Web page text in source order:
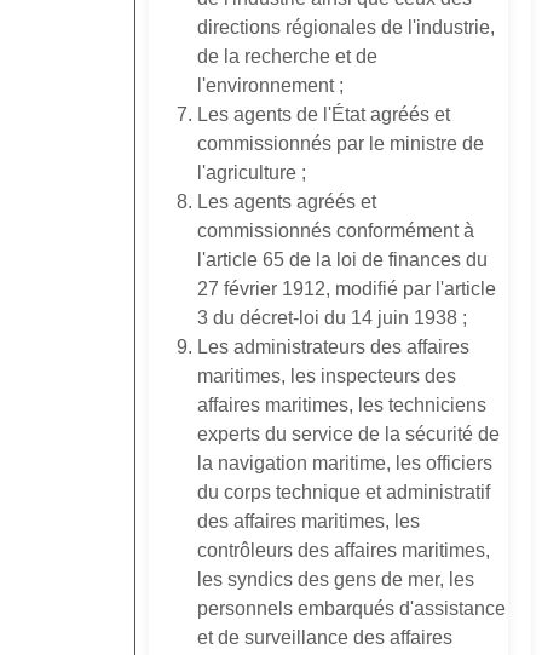
directions régionales de l'industrie,
de la recherche et de
l'environnement ;
Les agents de l'État agréés et
commissionnés par le ministre de
l'agriculture ;
Les agents agréés et
commissionnés conformément à
l'article 65 de la loi de finances du
27 février 1912, modifié par l'article
3 du décret-loi du 14 juin 1938 ;
Les administrateurs des affaires
maritimes, les inspecteurs des
affaires maritimes, les techniciens
experts du service de la sécurité de
la navigation maritime, les officiers
du corps technique et administratif
des affaires maritimes, les
contrôleurs des affaires maritimes,
les syndics des gens de mer, les
personnels embarqués d'assistance
et de surveillance des affaires